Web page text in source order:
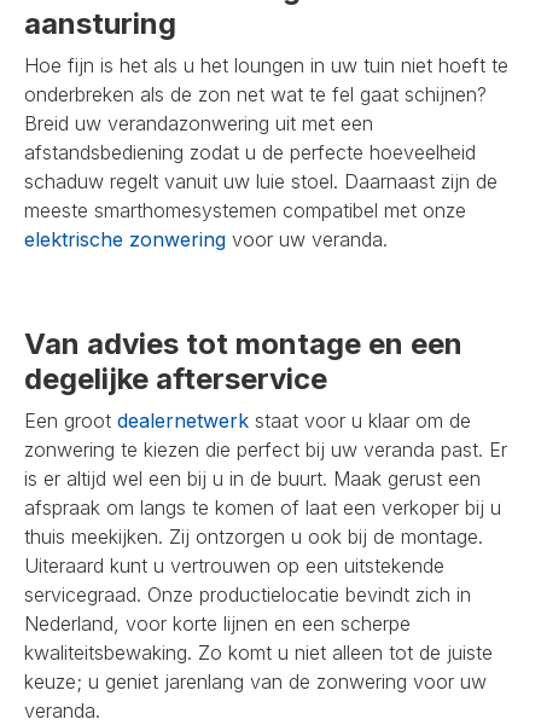
aansturing
Hoe fijn is het als u het loungen in uw tuin niet hoeft te
onderbreken als de zon net wat te fel gaat schijnen?
Breid uw verandazonwering uit met een
afstandsbediening zodat u de perfecte hoeveelheid
schaduw regelt vanuit uw luie stoel. Daarnaast zijn de
meeste smarthomesystemen compatibel met onze
elektrische zonwering voor uw veranda.
Van advies tot montage en een
degelijke afterservice
Een groot dealernetwerk staat voor u klaar om de
zonwering te kiezen die perfect bij uw veranda past. Er
is er altijd wel een bij u in de buurt. Maak gerust een
afspraak om langs te komen of laat een verkoper bij u
thuis meekijken. Zij ontzorgen u ook bij de montage.
Uiteraard kunt u vertrouwen op een uitstekende
servicegraad. Onze productielocatie bevindt zich in
Nederland, voor korte lijnen en een scherpe
kwaliteitsbewaking. Zo komt u niet alleen tot de juiste
keuze; u geniet jarenlang van de zonwering voor uw
veranda.